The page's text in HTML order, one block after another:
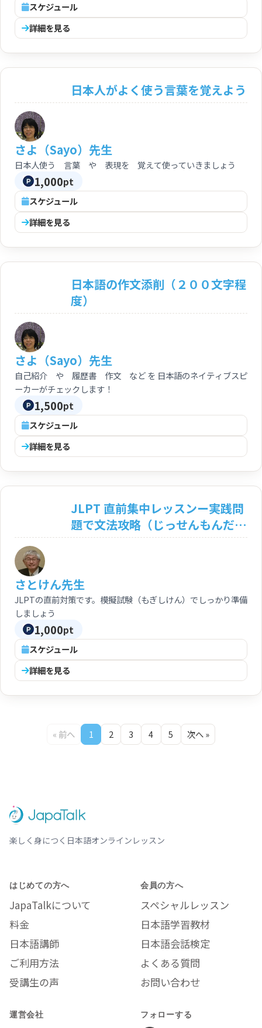
スケジュール
詳細を見る
日本人がよく使う言葉を覚えよう
日本人使う 言葉 や 表現を 覚えて使っていきましょう
さよ（Sayo）先生
1,000pt
スケジュール
詳細を見る
日本語の作文添削（２００文字程
度）
自己紹介 や 履歴書 作文 など を 日本語のネイティブスピ
ーカーがチェックします！
さよ（Sayo）先生
1,500pt
スケジュール
詳細を見る
JLPT 直前集中レッスンー実践問
題で文法攻略（じっせんもんだい
でぶんぽうこうりゃく）
JLPTの直前対策です。模擬試験（もぎしけん）でしっかり準備
しましょう
さとけん先生
1,000pt
スケジュール
詳細を見る
« 前へ 1 2 3 4 5 次へ »
楽しく身につく日本語オンラインレッスン
はじめての方へ
JapaTalkについて
料金
日本語講師
ご利用方法
受講生の声
会員の方へ
スペシャルレッスン
日本語学習教材
日本語会話検定
よくある質問
お問い合わせ
運営会社 フォローする